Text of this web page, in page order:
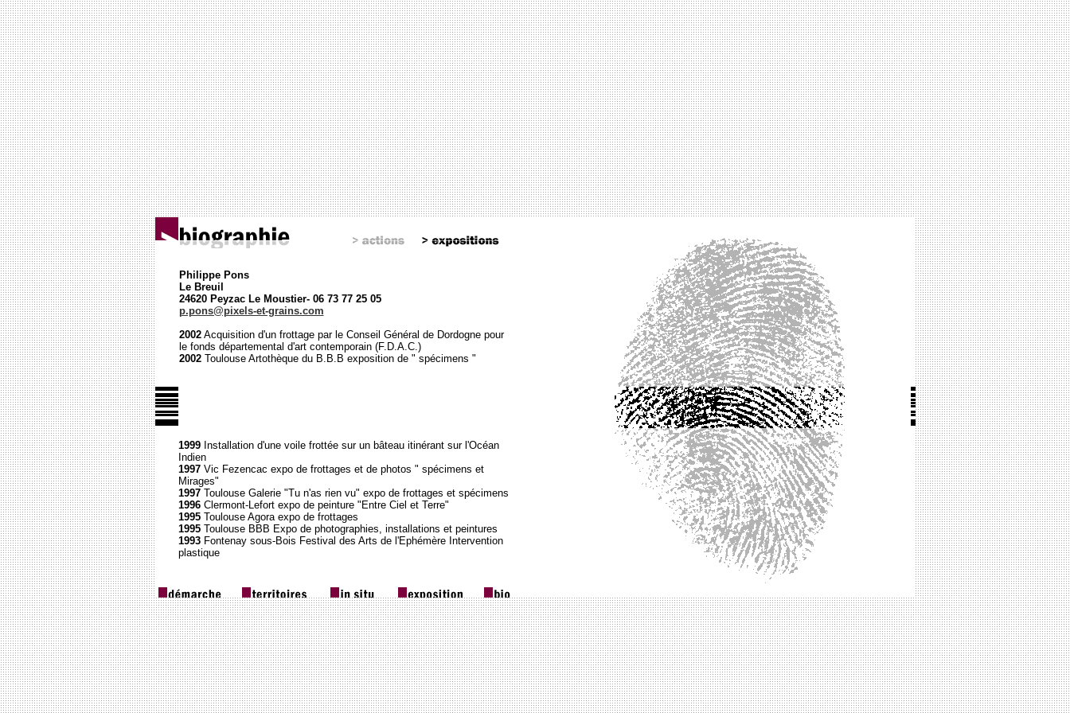
Philippe Pons
Le Breuil
24620 Peyzac Le Moustier- 06 73 77 25 05
p.pons@pixels-et-grains.com
2002Acquisition d'un frottage par le Conseil Général de Dordogne pour
le fonds départemental d'art contemporain (F.D.A.C.)
2002Toulouse Artothèque du B.B.B exposition de " spécimens "
1999Installation d'une voile frottée sur un bâteau itinérant sur l'Océan
Indien
1997Vic Fezencac expo de frottages et de photos " spécimens et
Mirages"
1997Toulouse Galerie "Tu n'as rien vu" expo de frottages et spécimens
1996Clermont-Lefort expo de peinture "Entre Ciel et Terre"
1995Toulouse Agora expo de frottages
1995Toulouse BBB Expo de photographies, installations et peintures
1993Fontenay sous-Bois Festival des Arts de l'Ephémère Intervention
plastique